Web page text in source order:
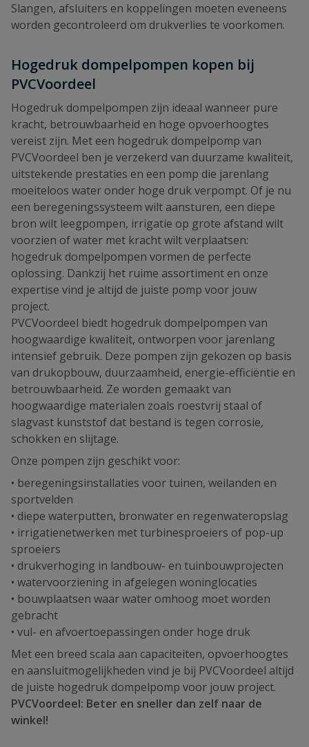
Slangen, afsluiters en koppelingen moeten eveneens
worden gecontroleerd om drukverlies te voorkomen.
Hogedruk dompelpompen kopen bij
PVCVoordeel
Hogedruk dompelpompen zijn ideaal wanneer pure
kracht, betrouwbaarheid en hoge opvoerhoogtes
vereist zijn. Met een hogedruk dompelpomp van
PVCVoordeel ben je verzekerd van duurzame kwaliteit,
uitstekende prestaties en een pomp die jarenlang
moeiteloos water onder hoge druk verpompt. Of je nu
een beregeningssysteem wilt aansturen, een diepe
bron wilt leegpompen, irrigatie op grote afstand wilt
voorzien of water met kracht wilt verplaatsen:
hogedruk dompelpompen vormen de perfecte
oplossing. Dankzij het ruime assortiment en onze
expertise vind je altijd de juiste pomp voor jouw
project.
PVCVoordeel biedt hogedruk dompelpompen van
hoogwaardige kwaliteit, ontworpen voor jarenlang
intensief gebruik. Deze pompen zijn gekozen op basis
van drukopbouw, duurzaamheid, energie-efficiëntie en
betrouwbaarheid. Ze worden gemaakt van
hoogwaardige materialen zoals roestvrij staal of
slagvast kunststof dat bestand is tegen corrosie,
schokken en slijtage.
Onze pompen zijn geschikt voor:
• beregeningsinstallaties voor tuinen, weilanden en
sportvelden
• diepe waterputten, bronwater en regenwateropslag
• irrigatienetwerken met turbinesproeiers of pop-up
sproeiers
• drukverhoging in landbouw- en tuinbouwprojecten
• watervoorziening in afgelegen woninglocaties
• bouwplaatsen waar water omhoog moet worden
gebracht
• vul- en afvoertoepassingen onder hoge druk
Met een breed scala aan capaciteiten, opvoerhoogtes
en aansluitmogelijkheden vind je bij PVCVoordeel altijd
de juiste hogedruk dompelpomp voor jouw project.
PVCVoordeel: Beter en sneller dan zelf naar de
winkel!